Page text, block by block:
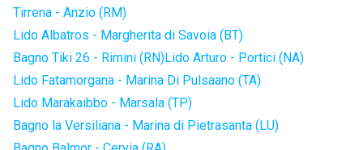
Tirrena - Anzio (RM)
Lido Albatros - Margherita di Savoia (BT)
Bagno Tiki 26 - Rimini (RN)Lido Arturo - Portici (NA)
Lido Fatamorgana - Marina Di Pulsaano (TA)
Lido Marakaibbo - Marsala (TP)
Bagno la Versiliana - Marina di Pietrasanta (LU)